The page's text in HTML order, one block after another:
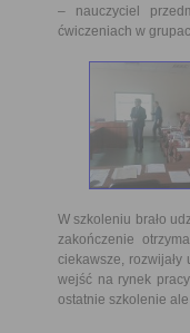
– nauczyciel
ćwiczeniach w
W szkoleniu brało
zakończenie
ciekawsze,
wejść na rynek
ostatnie szkolenie